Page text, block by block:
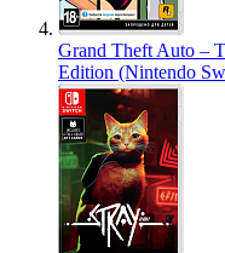
Grand Theft Auto –
Edition (Nintendo